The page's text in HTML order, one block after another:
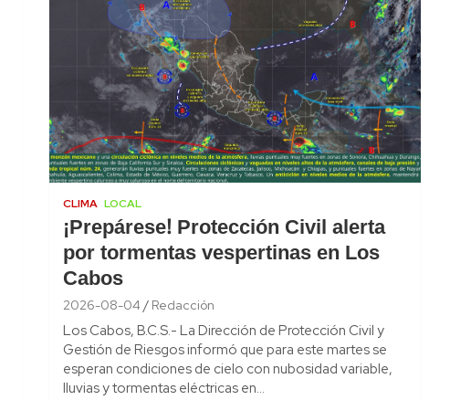
CLIMA LOCAL
¡Prepárese! Protección Civil alerta
por tormentas vespertinas en Los
Cabos
2026-08-04 Redacción
Los Cabos, B.C.S.- La Dirección de Protección Civil y
Gestión de Riesgos informó que para este martes se
esperan condiciones de cielo con nubosidad variable,
lluvias y tormentas eléctricas en…